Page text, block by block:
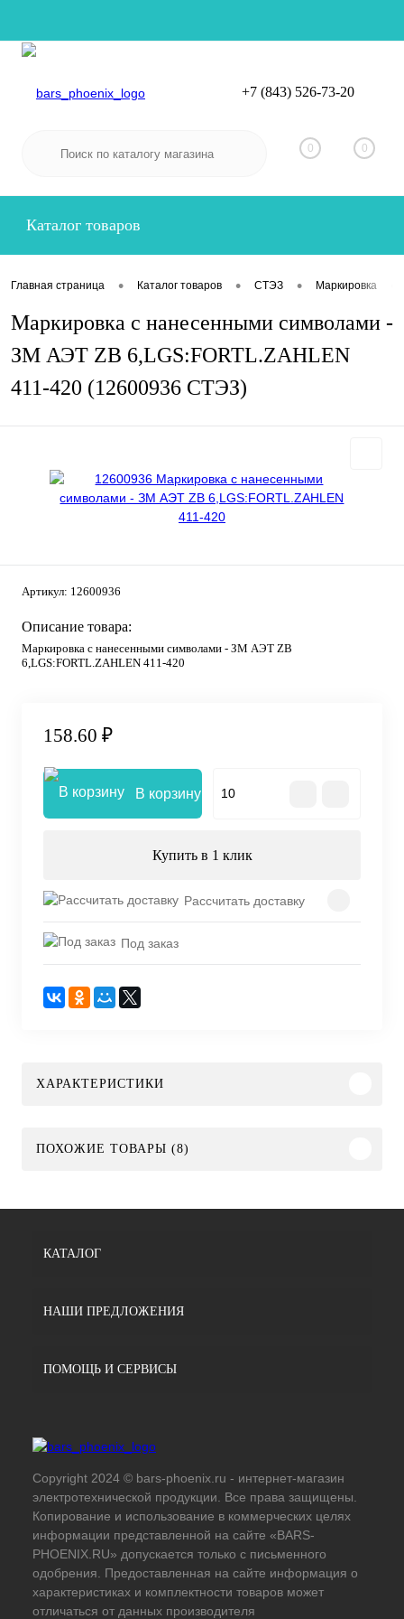
Вход
+7 (843) 526-73-20
0 0
Каталог товаров
Главная страница • Каталог товаров • СТЭЗ • Маркировка
Маркировка с нанесенными символами -
ЗМ АЭТ ZB 6,LGS:FORTL.ZAHLEN
411-420 (12600936 СТЭЗ)
Артикул: 12600936
Описание товара:
Маркировка с нанесенными символами - ЗМ АЭТ ZB
6,LGS:FORTL.ZAHLEN 411-420
158.60 ₽
В корзину
Купить в 1 клик
Рассчитать доставку
Под заказ
ХАРАКТЕРИСТИКИ
ПОХОЖИЕ ТОВАРЫ (8)
КАТАЛОГ
НАШИ ПРЕДЛОЖЕНИЯ
ПОМОЩЬ И СЕРВИСЫ
Copyright 2024 © bars-phoenix.ru - интернет-магазин
электротехнической продукции. Все права защищены.
Копирование и использование в коммерческих целях
информации представленной на сайте «BARS-
PHOENIX.RU» допускается только с письменного
одобрения. Предоставленная на сайте информация о
характеристиках и комплектности товаров может
отличаться от данных производителя